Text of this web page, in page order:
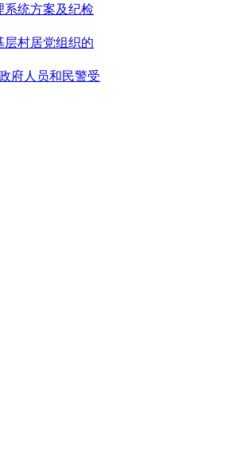
系统方案及纪检
层村居党组织的
府人员和民警受